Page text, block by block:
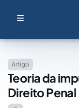
Artigo
Teoria da
Direito Penal